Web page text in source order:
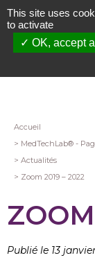
Aller
au
contenu
Fil
d'Ariane
Accueil
MedTechLab® -
Actualités
Zoom 2019 – 2022
Publié le 13
This site uses
to activate
OK, accept all